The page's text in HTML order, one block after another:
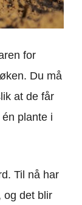
for
Du må
at de får
plante i
Til nå har
og det blir